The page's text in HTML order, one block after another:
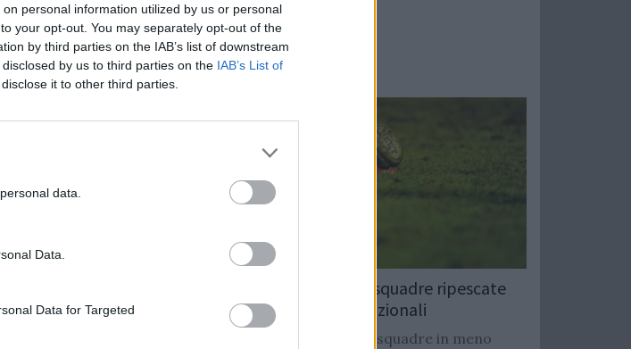
personal information utilized by us or personal
your opt-out. You may separately opt-out of the
by third parties on the IAB’s list of downstream
by us to third parties on the IAB’s List of
it to other third parties.
data.
Data.
Data for Targeted
Rugby: Record di squadre ripescate
nei campionati nazionali
Si stimano oltre 20 squadre in meno